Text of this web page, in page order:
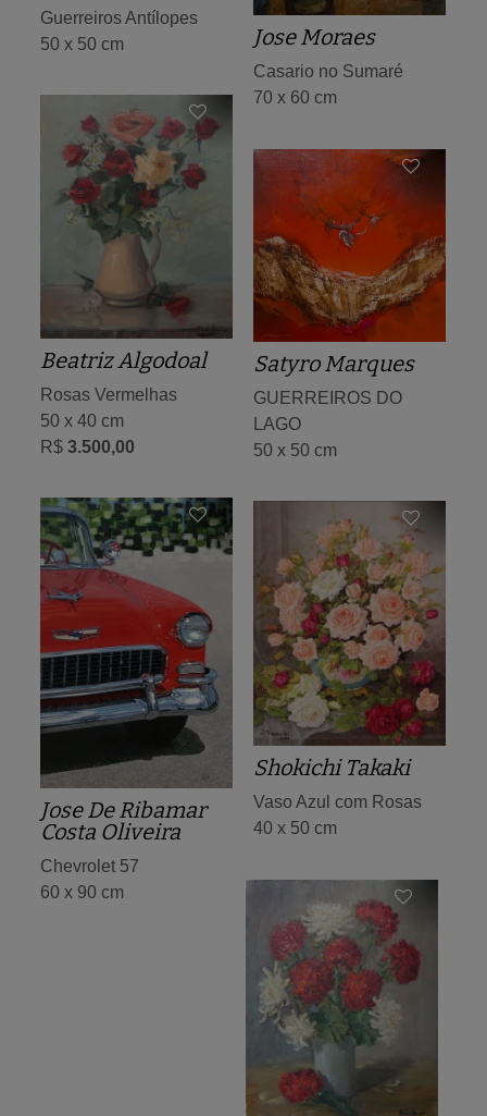
Guerreiros Antílopes
50 x 50 cm
Jose Moraes
Casario no Sumaré
70 x 60 cm
Beatriz Algodoal
Rosas Vermelhas
50 x 40 cm
R$ 3.500,00
Satyro Marques
GUERREIROS DO
LAGO
50 x 50 cm
Jose De Ribamar
Costa Oliveira
Chevrolet 57
60 x 90 cm
Shokichi Takaki
Vaso Azul com Rosas
40 x 50 cm